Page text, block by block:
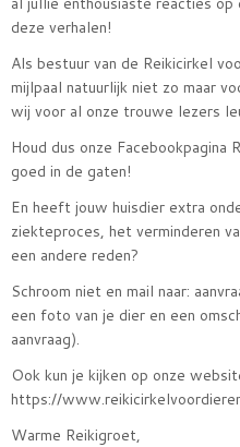
deze verhalen!
Als bestuur van de Reikicirkel
mijlpaal natuurlijk niet zo maar
wij voor al onze trouwe lezers
Houd dus onze
goed in de gaten!
En heeft jouw huisdier extra
ziekteproces, het verminderen
een andere reden?
Schroom niet en mail naar:
een foto van je dier en een
aanvraag).
Ook kun je kijken op onze
https://
Warme Reikigroet,